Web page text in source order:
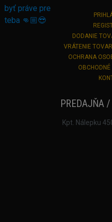
DODANIE
VRÁTENIE
OCHRANA
PREDAJŇA
Kpt. Nálepku